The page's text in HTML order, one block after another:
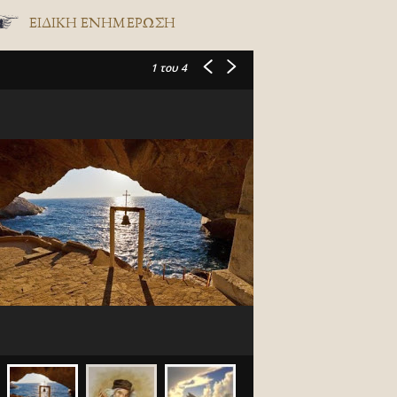
ΕΙΔΙΚΉ ΕΝΗΜΈΡΩΣΗ
1 του 4